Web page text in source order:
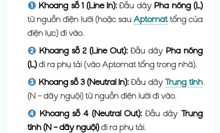
Khoang số 1 (Line In):Đấu dây Pha nóng (L)
từ nguồn điện lưới (hoặc sauAptomattổng của
điện lực) đi vào.
Khoang số 2 (Line Out):Đấu dây Pha nóng
(L)đi ra phụ tải (vào Aptomat tổng trong nhà).
Khoang số 3 (Neutral In):Đấu dâyTrung tính
(N – dây nguội) từ nguồn điện lưới đi vào.
Khoang số 4 (Neutral Out):Đấu dâyTrung
tính (N – dây nguội)đi ra phụ tải.